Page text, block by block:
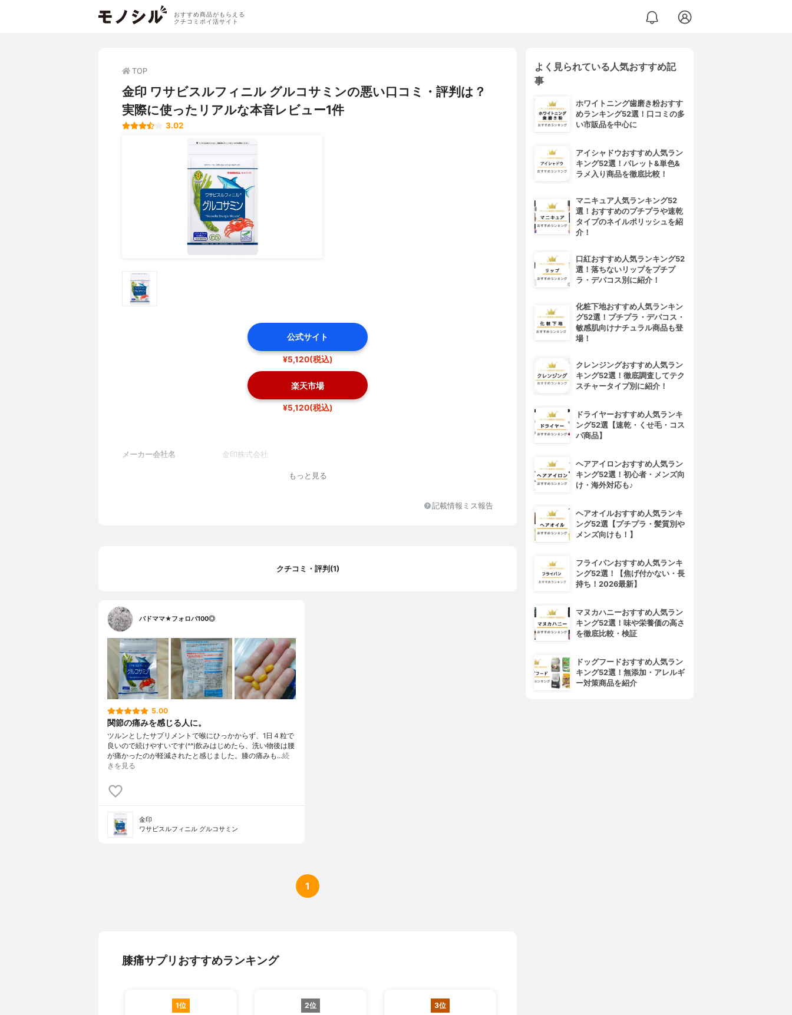
おすすめ商品がもらえる
クチコミポイ活サイト
TOP
金印 ワサビスルフィニル グルコサミンの悪い口コミ・評判は？
実際に使ったリアルな本音レビュー1件
3.02
公式サイト
¥5,120(税込)
楽天市場
¥5,120(税込)
メーカー会社名 金印株式会社
もっと見る
記載情報ミス報告
クチコミ・評判(1)
バドママ★フォロバ100◎
5.00
関節の痛みを感じる人に。
ツルンとしたサプリメントで喉にひっかからず、1日４粒で
良いので続けやすいです(^^)飲みはじめたら、洗い物後は腰
が痛かったのが軽減されたと感じました。膝の痛みも…続
きを見る
金印
ワサビスルフィニル グルコサミン
1
膝痛サプリおすすめランキング
1位 2位 3位
よく見られている人気おすすめ記
事
ホワイトニング歯磨き粉おすす
めランキング52選！口コミの多
い市販品を中心に
アイシャドウおすすめ人気ラン
キング52選！パレット&単色&
ラメ入り商品を徹底比較！
マニキュア人気ランキング52
選！おすすめのプチプラや速乾
タイプのネイルポリッシュを紹
介！
口紅おすすめ人気ランキング52
選！落ちないリップをプチプ
ラ・デパコス別に紹介！
化粧下地おすすめ人気ランキン
グ52選！プチプラ・デパコス・
敏感肌向けナチュラル商品も登
場！
クレンジングおすすめ人気ラン
キング52選！徹底調査してテク
スチャータイプ別に紹介！
ドライヤーおすすめ人気ランキ
ング52選【速乾・くせ毛・コス
パ商品】
ヘアアイロンおすすめ人気ラン
キング52選！初心者・メンズ向
け・海外対応も♪
ヘアオイルおすすめ人気ランキ
ング52選【プチプラ・髪質別や
メンズ向けも！】
フライパンおすすめ人気ランキ
ング52選！【焦げ付かない・長
持ち！2026最新】
マヌカハニーおすすめ人気ラン
キング52選！味や栄養価の高さ
を徹底比較・検証
ドッグフードおすすめ人気ラン
キング52選！無添加・アレルギ
ー対策商品を紹介